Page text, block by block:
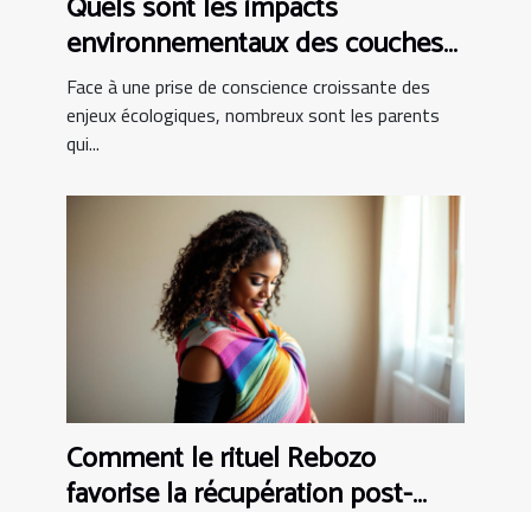
Quels sont les impacts
environnementaux des couches
bio ?
Face à une prise de conscience croissante des
enjeux écologiques, nombreux sont les parents
qui...
Comment le rituel Rebozo
favorise la récupération post-